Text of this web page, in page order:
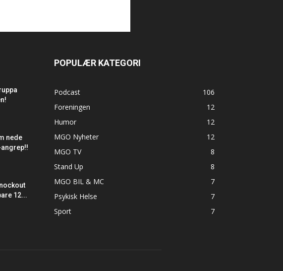
nede
12...
POPULÆR KATEGORI
Podcast
106
Foreningen
12
Humor
12
MGO Nyheter
12
MGO TV
8
Stand Up
8
MGO BIL & MC
7
Psykisk Helse
7
Sport
7